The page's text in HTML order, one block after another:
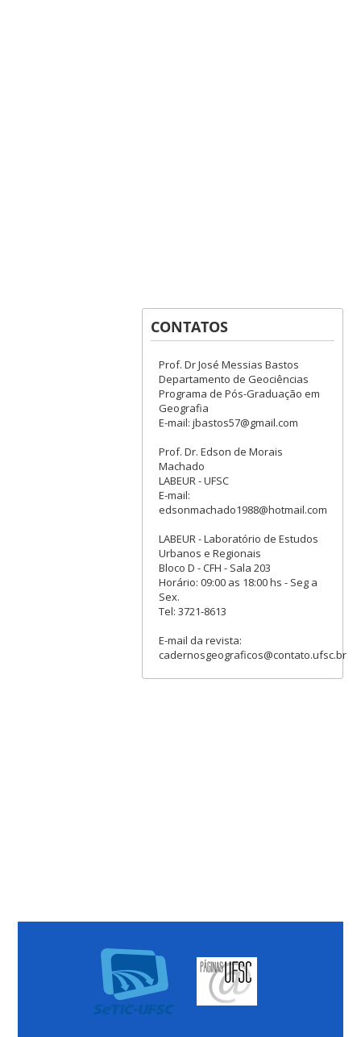
CONTATOS
Prof. Dr José Messias Bastos
Departamento de Geociências
Programa de Pós-Graduação em
Geografia
E-mail: jbastos57@gmail.com
Prof. Dr. Edson de Morais
Machado
LABEUR - UFSC
E-mail:
edsonmachado1988@hotmail.com
LABEUR - Laboratório de Estudos
Urbanos e Regionais
Bloco D - CFH - Sala 203
Horário: 09:00 as 18:00 hs - Seg a
Sex.
Tel: 3721-8613
E-mail da revista:
cadernosgeograficos@contato.ufsc.br